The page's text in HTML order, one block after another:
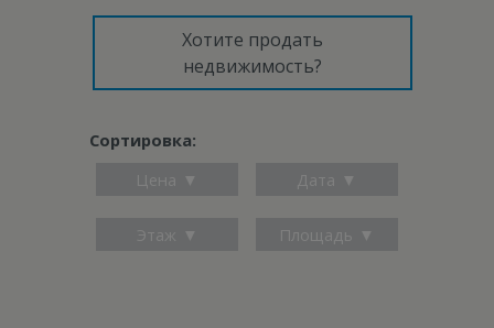
Хотите продать
недвижимость?
Сортировка:
Цена
Дата
Этаж Площадь